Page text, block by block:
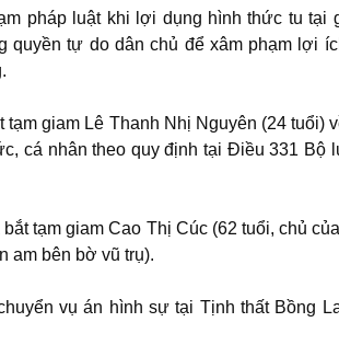
pháp luật khi lợi dụng hình thức tu tại
tự do dân chủ để xâm phạm lợi
giam Lê Thanh Nhị Nguyên (24 tuổi)
cá nhân theo quy định tại Điều 331 Bộ
tạm giam Cao Thị Cúc (62 tuổi, chủ
am bên bờ vũ trụ).
vụ án hình sự tại Tịnh thất Bồng